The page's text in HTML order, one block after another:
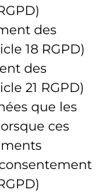
des
18 RGPD)
des
21 RGPD)
que les
ces